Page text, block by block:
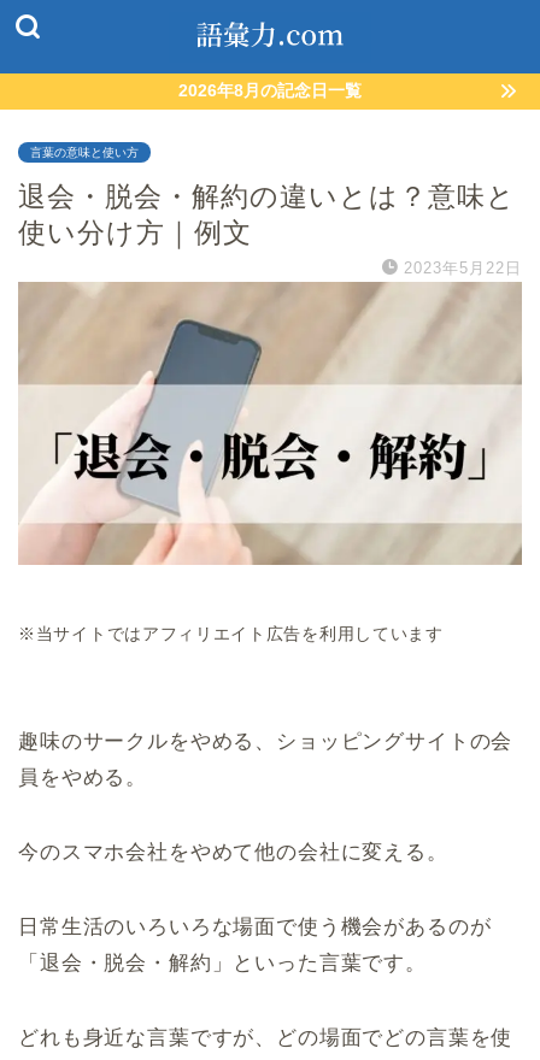
2026年8月の記念日一覧
言葉の意味と使い方
退会・脱会・解約の違いとは？意味と
使い分け方｜例文
2023年5月22日
※当サイトではアフィリエイト広告を利用しています
趣味のサークルをやめる、ショッピングサイトの会
員をやめる。
今のスマホ会社をやめて他の会社に変える。
日常生活のいろいろな場面で使う機会があるのが
「退会・脱会・解約」といった言葉です。
どれも身近な言葉ですが、どの場面でどの言葉を使